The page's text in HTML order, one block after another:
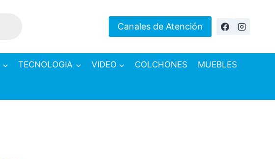
Canales de Atención
TECNOLOGIA VIDEO COLCHONES MUEBLES